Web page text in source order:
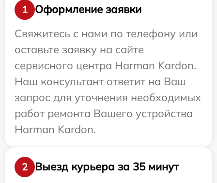
1
Оформление заявки
Свяжитесь с нами по телефону или
оставьте заявку на сайте
сервисного центра Harman Kardon.
Наш консультант ответит на Ваш
запрос для уточнения необходимых
работ ремонта Вашего устройства
Harman Kardon.
2
Выезд курьера за 35 минут